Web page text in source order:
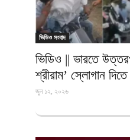
ভিডিও সংবাদ
ভিডিও || ভারতে
শ্রীরাম’ স্লোগান
জুন ১২, ২০২৬